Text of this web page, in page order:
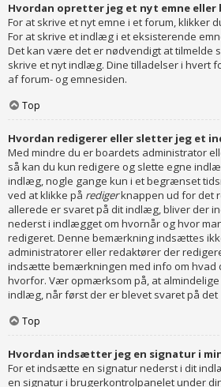
Hvordan opretter jeg et nyt emne
For at skrive et nyt emne i et forum, klikker
For at skrive et indlæg i et eksisterende
Det kan være det er nødvendigt at tilmelde
skrive et nyt indlæg. Dine tilladelser i hvert
af forum- og emnesiden.
Top
Hvordan redigerer eller sletter jeg et
Med mindre du er boardets administrator
så kan du kun redigere og slette egne
indlæg, nogle gange kun i et begrænset
ved at klikke på redigerknappen ud for det
allerede er svaret på dit indlæg, bliver der
nederst i indlægget om hvornår og hvor
redigeret. Denne bemærkning indsættes
administratorer eller redaktører der
indsætte bemærkningen med info om hvad
hvorfor. Vær opmærksom på, at
indlæg, når først der er blevet svaret på det
Top
Hvordan indsætter jeg en signatur i
For et indsætte en signatur nederst i dit
en signatur i brugerkontrolpanelet under